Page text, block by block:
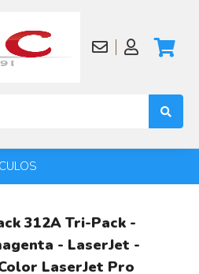
312A Tri-Pack -
- LaserJet -
LaserJet Pro